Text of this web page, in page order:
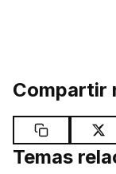
Compartir
Temas